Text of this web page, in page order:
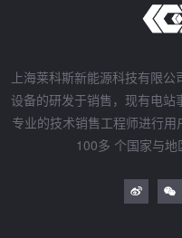
上海莱科斯新能源科技有限
设备的研发于销售，现有电
专业的技术销售工程师进行
100多 个国家与地